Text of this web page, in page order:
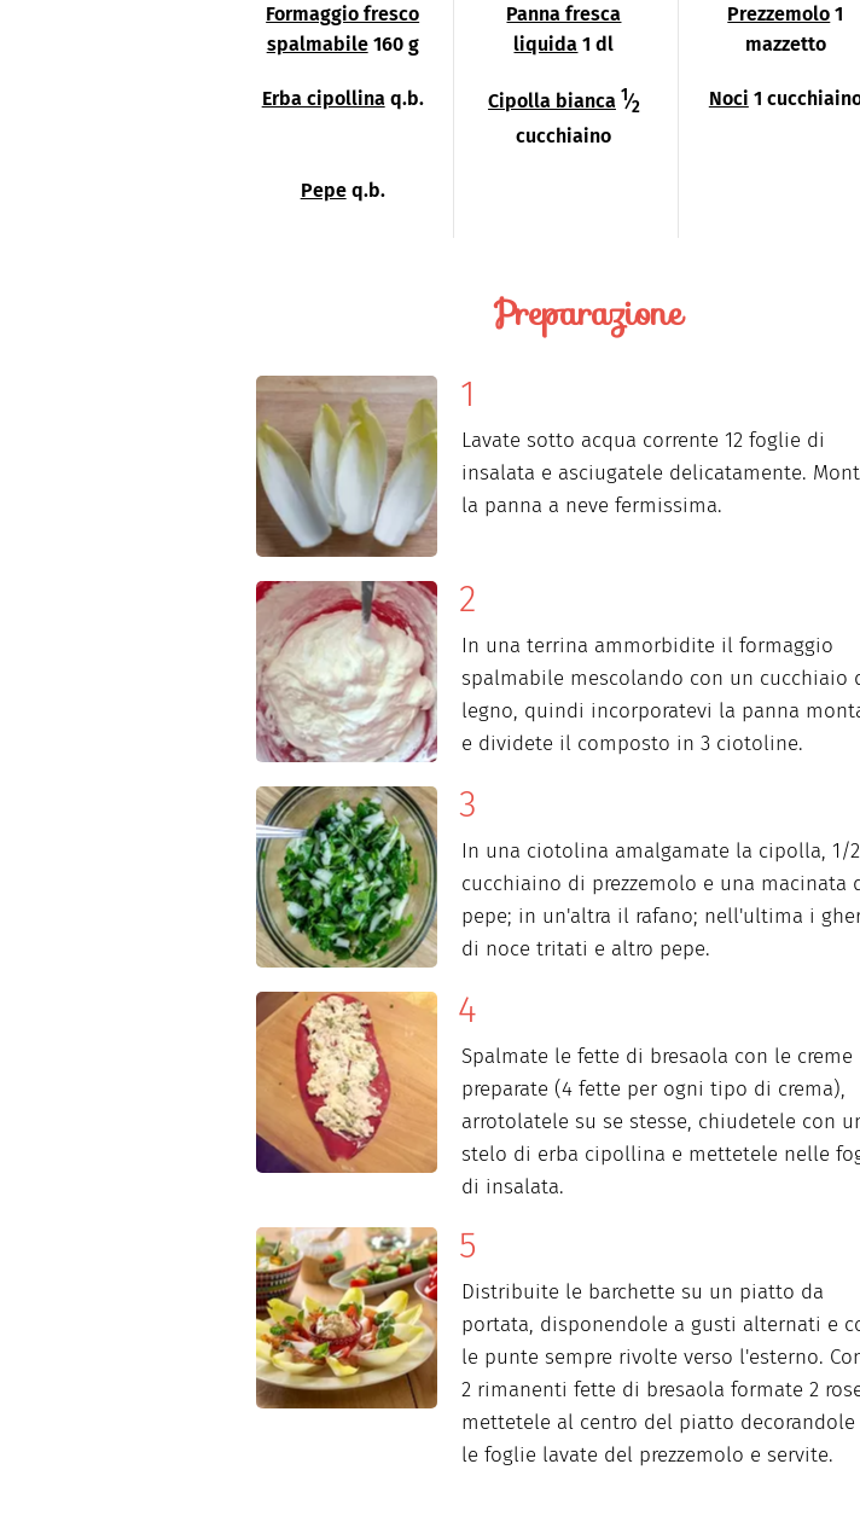
Formaggio fresco
spalmabile 160 g
Panna fresca
liquida 1 dl
Prezzemolo 1
mazzetto
Erba cipollina q.b. Cipolla bianca 1⁄2
cucchiaino
Noci 1
Pepe q.b.
Preparazione
Lavate sotto acqua corrente 12 foglie di
insalata e asciugatele delicatamente.
la panna a neve fermissima.
In una terrina ammorbidite il formaggio
spalmabile mescolando con un cucchiaio
legno, quindi incorporatevi la panna
e dividete il composto in 3 ciotoline.
In una ciotolina amalgamate la cipolla, 1/2
cucchiaino di prezzemolo e una macinata
pepe; in un'altra il rafano; nell'ultima i
di noce tritati e altro pepe.
Spalmate le fette di bresaola con le creme
preparate (4 fette per ogni tipo di crema),
arrotolatele su se stesse, chiudetele con
stelo di erba cipollina e mettetele nelle
di insalata.
Distribuite le barchette su un piatto da
portata, disponendole a gusti alternati e
le punte sempre rivolte verso l'esterno.
2 rimanenti fette di bresaola formate 2
mettetele al centro del piatto decorandole
le foglie lavate del prezzemolo e servite.